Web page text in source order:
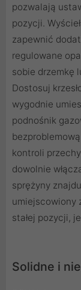
pozwalają
pozycji.
zapewnić
regulowane
sobie drzemkę
Dostosuj
wygodnie
podnośnik
kontroli
dowolnie
sprężyny
umiejscowiony
stałej pozycji,
Solidne i